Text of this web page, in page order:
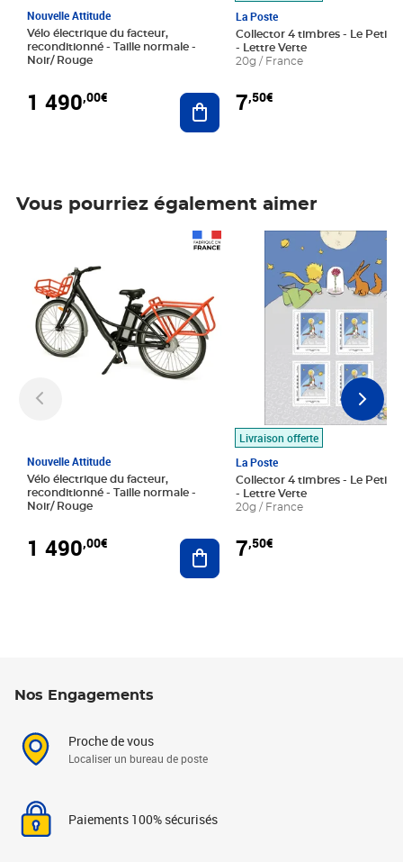
Nouvelle Attitude
Vélo électrique du facteur,
reconditionné - Taille normale -
Noir/ Rouge
1 490,00€ Ajouter au panier
La Poste
Collector 4 timbres - Le Petit
- Lettre Verte
20g / France
7,50€
Vous pourriez également aimer
Nouvelle Attitude
Vélo électrique du facteur,
reconditionné - Taille normale -
Noir/ Rouge
1 490,00€ Ajouter au panier
Livraison offerte
La Poste
Collector 4 timbres - Le Petit
- Lettre Verte
20g / France
7,50€
Prix 7,50€
Nos Engagements
Proche de vous
Localiser un bureau de poste
Paiements 100% sécurisés